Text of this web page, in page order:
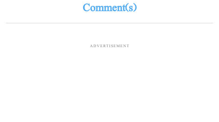
Comment(s)
ADVERTISEMENT